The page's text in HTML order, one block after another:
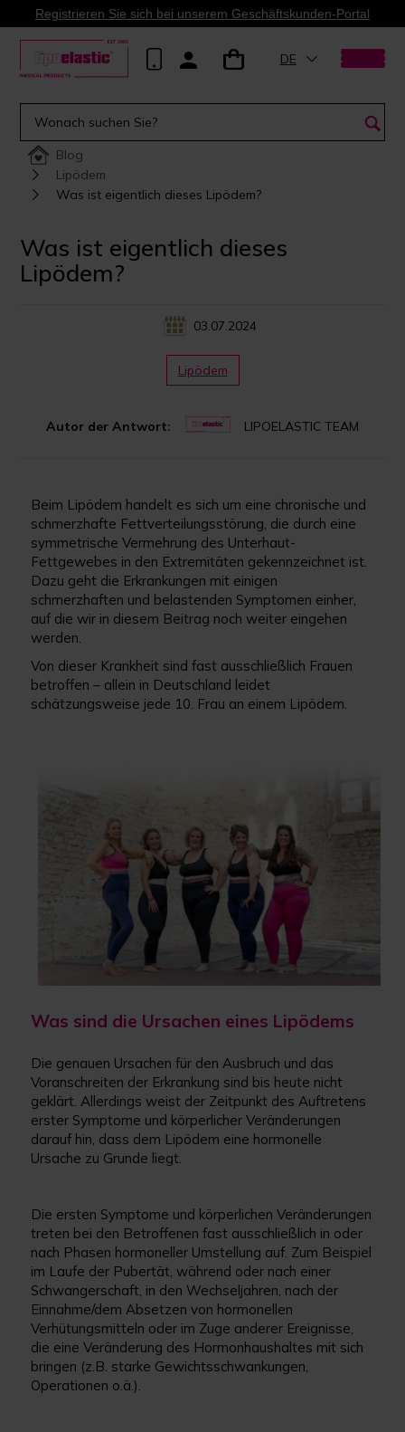
Registrieren Sie sich bei unserem Geschäftskunden-Portal
DE
Blog
Lipödem
Was ist eigentlich dieses Lipödem?
Was ist eigentlich dieses
Lipödem?
03.07.2024
Autor der Antwort: LIPOELASTIC TEAM
Lipödem
Beim Lipödem handelt es sich um eine chronische und
schmerzhafte Fettverteilungsstörung, die durch eine
symmetrische Vermehrung des Unterhaut-
Fettgewebes in den Extremitäten gekennzeichnet ist.
Dazu geht die Erkrankungen mit einigen
schmerzhaften und belastenden Symptomen einher,
auf die wir in diesem Beitrag noch weiter eingehen
werden.
Von dieser Krankheit sind fast ausschließlich Frauen
betroffen – allein in Deutschland leidet
schätzungsweise jede 10. Frau an einem Lipödem.
Was sind die Ursachen eines Lipödems
Die genauen Ursachen für den Ausbruch und das
Voranschreiten der Erkrankung sind bis heute nicht
geklärt. Allerdings weist der Zeitpunkt des Auftretens
erster Symptome und körperlicher Veränderungen
darauf hin, dass dem Lipödem eine hormonelle
Ursache zu Grunde liegt.
Die ersten Symptome und körperlichen Veränderungen
treten bei den Betroffenen fast ausschließlich in oder
nach Phasen hormoneller Umstellung auf. Zum Beispiel
im Laufe der Pubertät, während oder nach einer
Schwangerschaft, in den Wechseljahren, nach der
Einnahme/dem Absetzen von hormonellen
Verhütungsmitteln oder im Zuge anderer Ereignisse,
die eine Veränderung des Hormonhaushaltes mit sich
bringen (z.B. starke Gewichtsschwankungen,
Operationen o.ä.).